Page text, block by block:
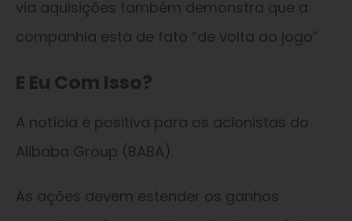
via aquisições também demonstra que a
companhia está de fato “de volta ao jogo”
E Eu Com Isso?
A notícia é positiva para os acionistas do
Alibaba Group (BABA).
As ações devem estender os ganhos